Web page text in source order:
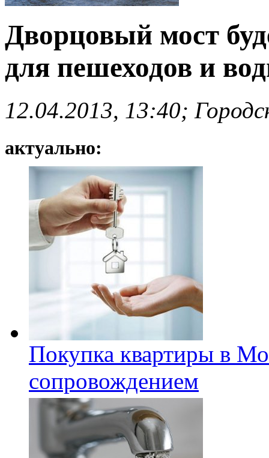
Дворцовый мост
для пешеходов и
12.04.2013, 13:40;
актуально:
Покупка квартиры в
сопровождением